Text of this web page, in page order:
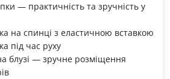
— практичність та зручність у
на спинці з еластичною вставкою
під час руху
блузі — зручне розміщення